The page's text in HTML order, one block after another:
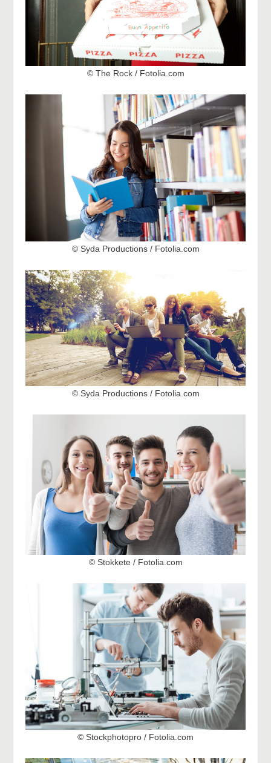
© The Rock / Fotolia.com
© Syda Productions / Fotolia.com
© Syda Productions / Fotolia.com
© Stokkete / Fotolia.com
© Stockphotopro / Fotolia.com